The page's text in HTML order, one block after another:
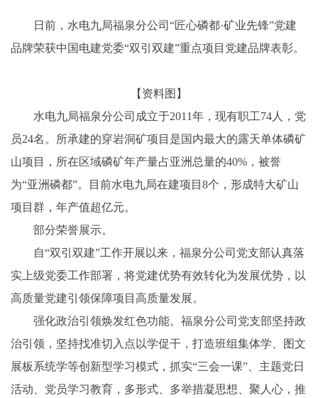
日前，水电九局福泉分公司“匠心磷都·矿业先锋”党建
品牌荣获中国电建党委“双引双建”重点项目党建品牌表彰。
【资料图】
水电九局福泉分公司成立于2011年，现有职工74人，党
员24名。所承建的穿岩洞矿项目是国内最大的露天单体磷矿
山项目，所在区域磷矿年产量占亚洲总量的40%，被誉
为“亚洲磷都”。目前水电九局在建项目8个，形成特大矿山
项目群，年产值超亿元。
部分荣誉展示。
自“双引双建”工作开展以来，福泉分公司党支部认真落
实上级党委工作部署，将党建优势有效转化为发展优势，以
高质量党建引领保障项目高质量发展。
强化政治引领焕发红色功能。福泉分公司党支部坚持政
治引领，坚持找准切入点以学促干，打造班组集体学、图文
展板系统学等创新型学习模式，抓实“三会一课”、主题党日
活动、党员学习教育，多形式、多举措凝思想、聚人心，推